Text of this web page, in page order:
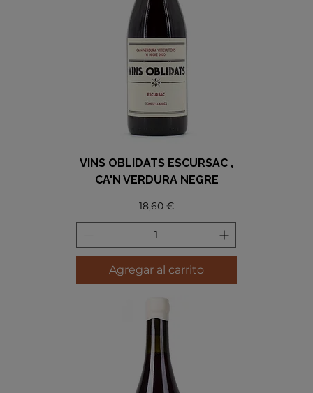
VINS OBLIDATS ESCURSAC ,
CA'N VERDURA NEGRE
Precio
18,60 €
Agregar al carrito